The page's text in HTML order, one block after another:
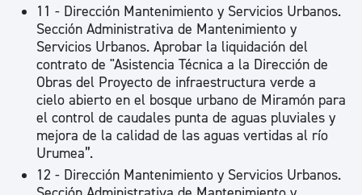
11 - Dirección Mantenimiento y Servicios Urbanos.
Sección Administrativa de Mantenimiento y
Servicios Urbanos. Aprobar la liquidación del
contrato de "Asistencia Técnica a la Dirección de
Obras del Proyecto de infraestructura verde a
cielo abierto en el bosque urbano de Miramón para
el control de caudales punta de aguas pluviales y
mejora de la calidad de las aguas vertidas al río
Urumea”.
12 - Dirección Mantenimiento y Servicios Urbanos.